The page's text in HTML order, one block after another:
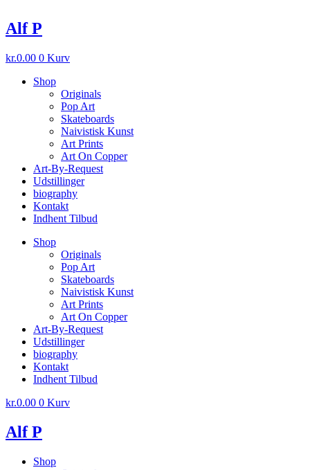
til
indhold
Alf P
kr.0.00 0 Kurv
Shop
Originals
Pop Art
Skateboards
Naivistisk Kunst
Art Prints
Art On Copper
Art-By-Request
Udstillinger
biography
Kontakt
Indhent Tilbud
Shop
Originals
Pop Art
Skateboards
Naivistisk Kunst
Art Prints
Art On Copper
Art-By-Request
Udstillinger
biography
Kontakt
Indhent Tilbud
kr.0.00 0 Kurv
Alf P
Shop